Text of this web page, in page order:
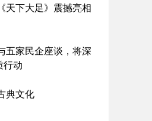
天下大足》震撼亮相
五家民企座谈，将深
行动
典文化